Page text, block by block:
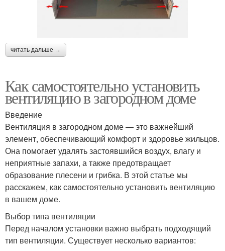
читать дальше →
Как самостоятельно установить
вентиляцию в загородном доме
Введение
Вентиляция в загородном доме — это важнейший
элемент, обеспечивающий комфорт и здоровье жильцов.
Она помогает удалять застоявшийся воздух, влагу и
неприятные запахи, а также предотвращает
образование плесени и грибка. В этой статье мы
расскажем, как самостоятельно установить вентиляцию
в вашем доме.
Выбор типа вентиляции
Перед началом установки важно выбрать подходящий
тип вентиляции. Существует несколько вариантов: